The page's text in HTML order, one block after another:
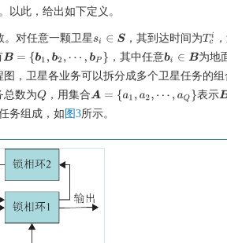
以此，给出如下定义。
。对任意一颗卫星si∈S ，其到达时间为Tci
B= {b 1,b2 , ⋯,bP} ，其中任意bi∈B
为地
，卫星各业务可以拆分成多个卫星任务的
总数为Q，用集合A= {a 1,a2 ,⋯,a Q} 表示B
务组成，如 图3所示。